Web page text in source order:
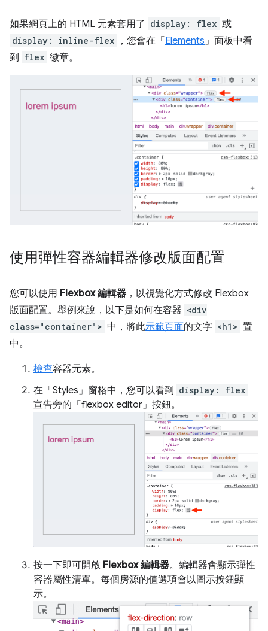
如果網頁上的 HTML 元素套用了 display: flex 或
display: inline-flex ，您會在「 Elements」 面板中看
到 flex 徽章。
使用彈性容器編輯器修改版面配置
您可以使用 Flexbox 編輯器 ，以視覺化方式修改 Flexbox
版面配置。舉例來說，以下是如何在容器 <div
class="container"> 中，將此示範頁面的文字 <h1> 置
中。
檢查容器元素。
在「Styles」 窗格中，您可以看到 display: flex
宣告旁的「flexbox editor」 按鈕。
按一下即可開啟 Flexbox 編輯器。編輯器會顯示彈性
容器屬性清單。每個房源的值選項會以圖示按鈕顯
示。